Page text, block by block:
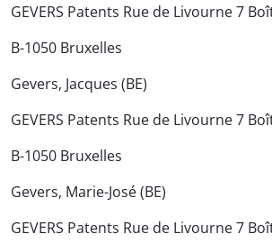
GEVERS Patents Rue de Livourne 7
B-1050 Bruxelles
Gevers, Jacques (BE)
GEVERS Patents Rue de Livourne 7
B-1050 Bruxelles
Gevers, Marie-José (BE)
GEVERS Patents Rue de Livourne 7